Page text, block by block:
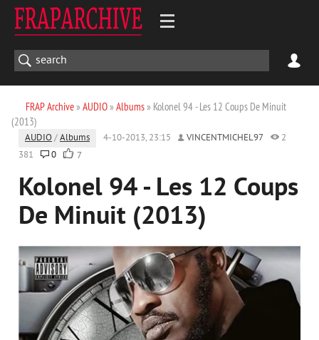
FRAP Archive» AUDIO» Albums» Kolonel 94 - Les 12 Coups De Minuit
(2013)
AUDIO /Albums 4-10-2013, 23:15 VINCENTMICHEL97
2
381
0 7
Kolonel 94 - Les 12 Coups
De Minuit (2013)